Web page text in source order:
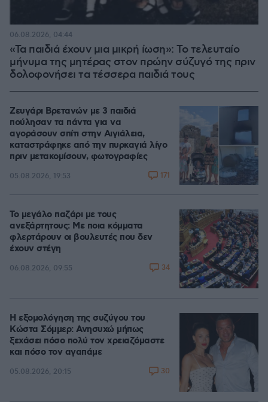
«Τα παιδιά έχουν μια μικρή ίωση»: Το τελευταίο
μήνυμα της μητέρας στον πρώην σύζυγό της πριν
δολοφονήσει τα τέσσερα παιδιά τους
06.08.2026, 04:44
Ζευγάρι Βρετανών με 3 παιδιά
πούλησαν τα πάντα για να
αγοράσουν σπίτι στην Αιγιάλεια,
καταστράφηκε από την πυρκαγιά λίγο
πριν μετακομίσουν, φωτογραφίες
05.08.2026, 19:53 171
Το μεγάλο παζάρι με τους
ανεξάρτητους: Με ποια κόμματα
φλερτάρουν οι βουλευτές που δεν
έχουν στέγη
06.08.2026, 09:55 34
Η εξομολόγηση της συζύγου του
Κώστα Σόμμερ: Ανησυχώ μήπως
ξεχάσει πόσο πολύ τον χρειαζόμαστε
και πόσο τον αγαπάμε
05.08.2026, 20:15 30